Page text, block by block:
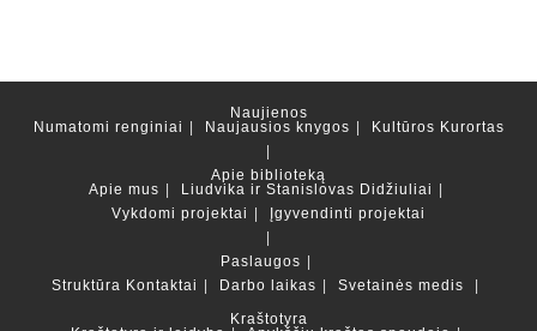
Naujienos
Numatomi renginiai
Naujausios knygos Kultūros Kurortas
Apie biblioteką
Apie mus
Liudvika ir Stanislovas Didžiuliai
Vykdomi projektai
Įgyvendinti projektai
Paslaugos
Struktūra Kontaktai Darbo laikas
Svetainės medis
Kraštotyra